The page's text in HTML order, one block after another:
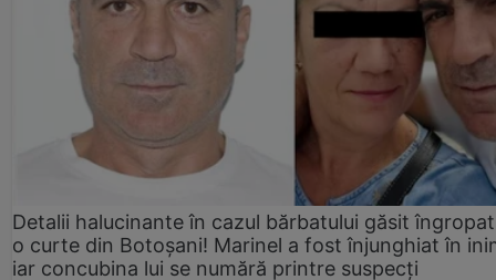
Detalii halucinante în cazul bărbatului găsit
o curte din Botoșani! Marinel a fost înjunghiat în
iar concubina lui se numără printre suspecți